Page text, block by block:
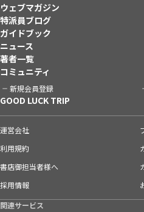
ウェブマガジン
特派員ブログ
ガイドブック
ニュース
著者一覧
コミュニティ
新規会員登録
GOOD LUCK TRIP
運営会社
利用規約
書店御担当者様へ
採用情報
関連サービス